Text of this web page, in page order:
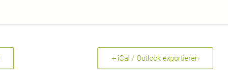
+ iCal / Outlook exportieren